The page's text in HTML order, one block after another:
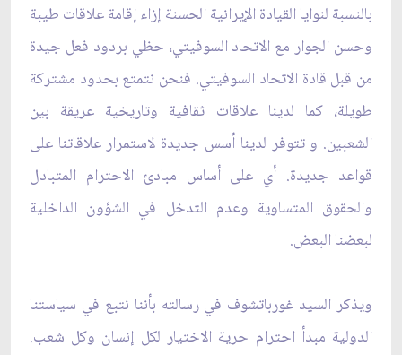
بالنسبة لنوايا القيادة الإيرانية الحسنة إزاء إقامة علاقات طيبة
وحسن الجوار مع الاتحاد السوفيتي، حظي بردود فعل جيدة
من قبل قادة الاتحاد السوفيتي. فنحن نتمتع بحدود مشتركة
طويلة، كما لدينا علاقات‏ ثقافية وتاريخية عريقة بين
الشعبين. و تتوفر لدينا أسس جديدة لاستمرار علاقاتنا على
قواعد جديدة. أي على أساس مبادئ الاحترام المتبادل
والحقوق المتساوية وعدم التدخل في الشؤون الداخلية
لبعضنا البعض.
ويذكر السيد غورباتشوف في رسالته بأننا نتبع في سياستنا
الدولية مبدأ احترام حرية الاختيار لكل إنسان وكل شعب.